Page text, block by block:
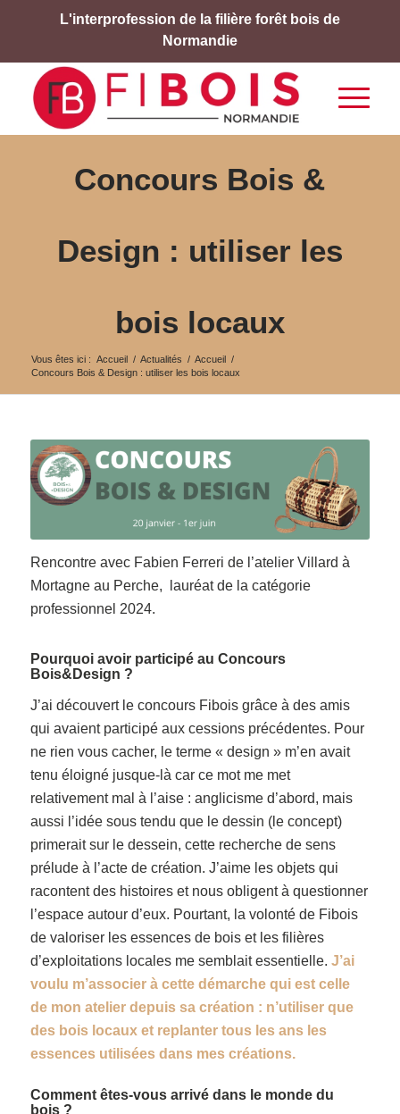
L'interprofession de la filière forêt bois de
Normandie
Concours Bois &
Design : utiliser les
bois locaux
Vous êtes ici : Accueil / Actualités / Accueil /
Concours Bois & Design : utiliser les bois locaux
Rencontre avec Fabien Ferreri de l’atelier Villard à
Mortagne au Perche, lauréat de la catégorie
professionnel 2024.
Pourquoi avoir participé au Concours
Bois&Design ?
J’ai découvert le concours Fibois grâce à des amis
qui avaient participé aux cessions précédentes. Pour
ne rien vous cacher, le terme « design » m’en avait
tenu éloigné jusque-là car ce mot me met
relativement mal à l’aise : anglicisme d’abord, mais
aussi l’idée sous tendu que le dessin (le concept)
primerait sur le dessein, cette recherche de sens
prélude à l’acte de création. J’aime les objets qui
racontent des histoires et nous obligent à questionner
l’espace autour d’eux. Pourtant, la volonté de Fibois
de valoriser les essences de bois et les filières
d’exploitations locales me semblait essentielle. J’ai
voulu m’associer à cette démarche qui est celle
de mon atelier depuis sa création : n’utiliser que
des bois locaux et replanter tous les ans les
essences utilisées dans mes créations.
Comment êtes-vous arrivé dans le monde du
bois ?